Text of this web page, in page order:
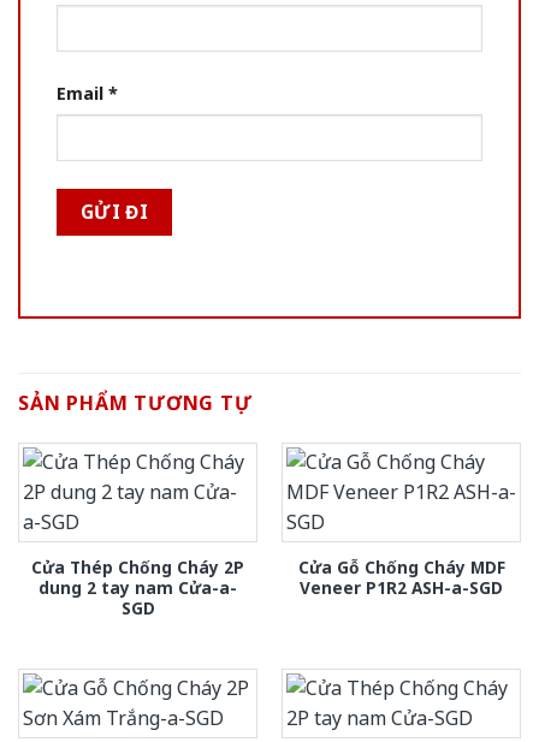
Email *
SẢN PHẨM TƯƠNG TỰ
Cửa Thép Chống Cháy 2P
dung 2 tay nam Cửa-a-
SGD
Cửa Gỗ Chống Cháy MDF
Veneer P1R2 ASH-a-SGD